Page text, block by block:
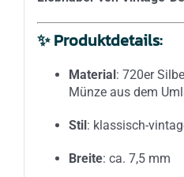
✨Produktdetails:
Material: 720er
Münze aus dem
Stil: klassisch-
Breite: ca. 7,5 mm